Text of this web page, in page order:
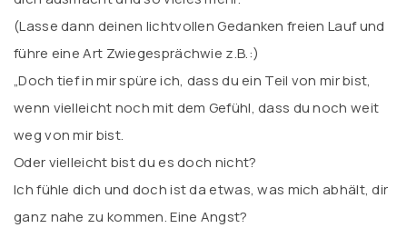
(Lasse dann deinen lichtvollen Gedanken freien Lauf und
führe eine Art Zwiegesprächwie z.B.:)
„Doch tief in mir spüre ich, dass du ein Teil von mir bist,
wenn vielleicht noch mit dem Gefühl, dass du noch weit
weg von mir bist.
Oder vielleicht bist du es doch nicht?
Ich fühle dich und doch ist da etwas, was mich abhält, dir
ganz nahe zu kommen. Eine Angst?